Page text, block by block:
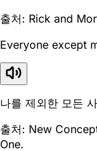
출처: Rick and
Everyone except
나를 제외한 모든
출처: New
One.